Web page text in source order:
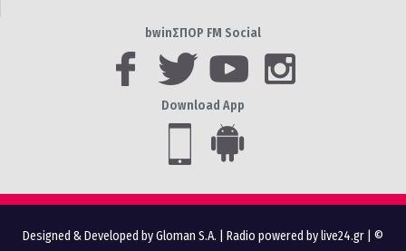
bwinΣΠΟΡ FM Social
Download App
Designed & Developed by Gloman S.A. Radio powered by live24.gr | ©